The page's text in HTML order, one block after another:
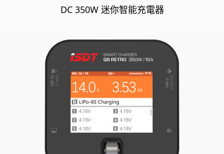
DC 350W 迷你智能充電器